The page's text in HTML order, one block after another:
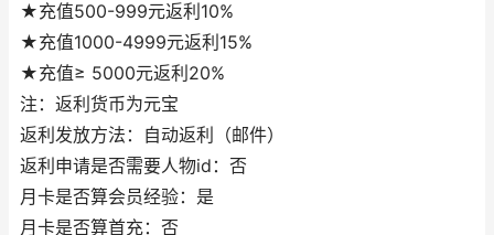
★充值500-999元返利10%
★充值1000-4999元返利15%
★充值≥ 5000元返利20%
注：返利货币为元宝
返利发放方法：自动返利（邮件）
返利申请是否需要人物id：否
月卡是否算会员经验：是
月卡是否算首充：否